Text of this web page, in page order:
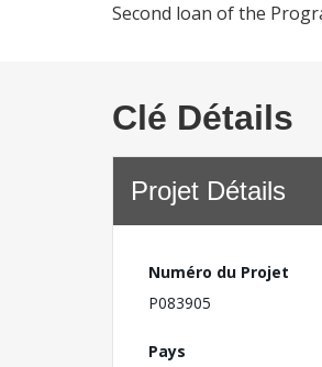
Second loan of the
Clé Détails
Projet Détails
Numéro du Projet
P083905
Pays